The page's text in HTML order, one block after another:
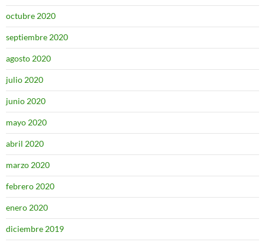
octubre 2020
septiembre 2020
agosto 2020
julio 2020
junio 2020
mayo 2020
abril 2020
marzo 2020
febrero 2020
enero 2020
diciembre 2019